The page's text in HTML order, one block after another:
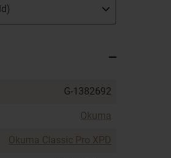
G-1382692
Okuma
Okuma Classic Pro XPD